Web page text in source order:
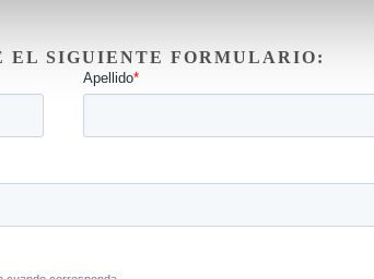
EL SIGUIENTE FORMULARIO: